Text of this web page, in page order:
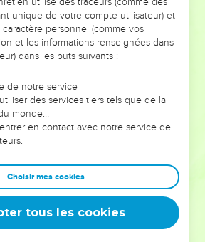
L’ANNÉE !
POUVAIENT VOUS ÉVITER LES
VOTRES ?
on voit moins les doutes, les erreurs
qu'ils ont traversés, alors même que ce
qui les ont façonnés.
leaders, entrepreneurs, et responsables
plus de sagesse afin que leurs erreurs
Que vous guidiez un ministère, une
une famille, leur expérience est faite
unique de votre compte utilisateur) et
personnel (comme vos
et les informations renseignées dans
dans les buts suivants :
de notre service
des services tiers tels que de la
monde…
en contact avec notre service de
Choisir mes cookies
tous les cookies